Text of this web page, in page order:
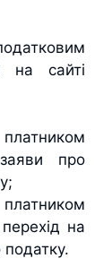
на сайті
про
на
податку.